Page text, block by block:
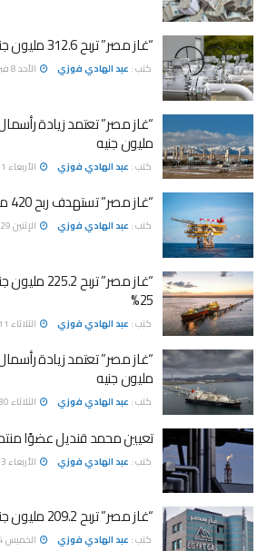
“غاز مصر” تربح 312.6 مليون جنيه خلال 2025
كتب : عبد الهادي فوزي الأحد 8 فبراير 2026
مليون جنيه
كتب : عبد الهادي فوزي الأربعاء 21 يناير 2026
“غاز مصر” تستهدف ربح 420 مليون جنيه بموازنة 2026
كتب : عبد الهادي فوزي الإثنين 29 ديسمبر 2025
25%
كتب : عبد الهادي فوزي الثلاثاء 11 نوفمبر 2025
مليون جنيه
كتب : عبد الهادي فوزي الثلاثاء 30 سبتمبر 2025
تعيين محمد قنديل عضوًا
كتب : عبد الهادي فوزي الأربعاء 3 سبتمبر 2025
“غاز مصر” تربح 209.2 مليون جنيه في النصف الأول
كتب : عبد الهادي فوزي الخميس 14 أغسطس 2025